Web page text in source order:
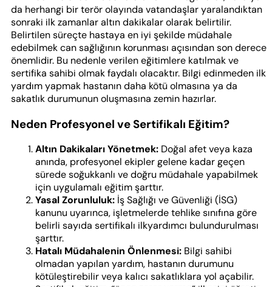
da herhangi bir terör olayında vatandaşlar yaralandıktan
sonraki ilk zamanlar altın dakikalar olarak belirtilir.
Belirtilen süreçte hastaya en iyi şekilde müdahale
edebilmek can sağlığının korunması açısından son derece
önemlidir. Bu nedenle verilen eğitimlere katılmak ve
sertifika sahibi olmak faydalı olacaktır. Bilgi edinmeden ilk
yardım yapmak hastanın daha kötü olmasına ya da
sakatlık durumunun oluşmasına zemin hazırlar.
Neden Profesyonel ve Sertifikalı Eğitim?
Altın Dakikaları Yönetmek: Doğal afet veya kaza
anında, profesyonel ekipler gelene kadar geçen
sürede soğukkanlı ve doğru müdahale yapabilmek
için uygulamalı eğitim şarttır.
Yasal Zorunluluk: İş Sağlığı ve Güvenliği (İSG)
kanunu uyarınca, işletmelerde tehlike sınıfına göre
belirli sayıda sertifikalı ilkyardımcı bulundurulması
şarttır.
Hatalı Müdahalenin Önlenmesi: Bilgi sahibi
olmadan yapılan yardım, hastanın durumunu
kötüleştirebilir veya kalıcı sakatlıklara yol açabilir.